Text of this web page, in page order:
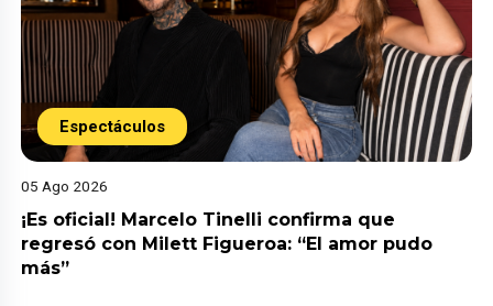
Espectáculos
05 Ago 2026
¡Es oficial! Marcelo Tinelli confirma que
regresó con Milett Figueroa: “El amor pudo
más”